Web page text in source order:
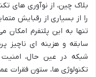
بلاک چین، از نوآوری های
را از بسیاری از رقبایش
تنها به این پلتفرم امکان
سابقه و هزینه ای ناچیز
شبکه در عین حال، امنیت
تکنولوژی ها، ستون فقرات